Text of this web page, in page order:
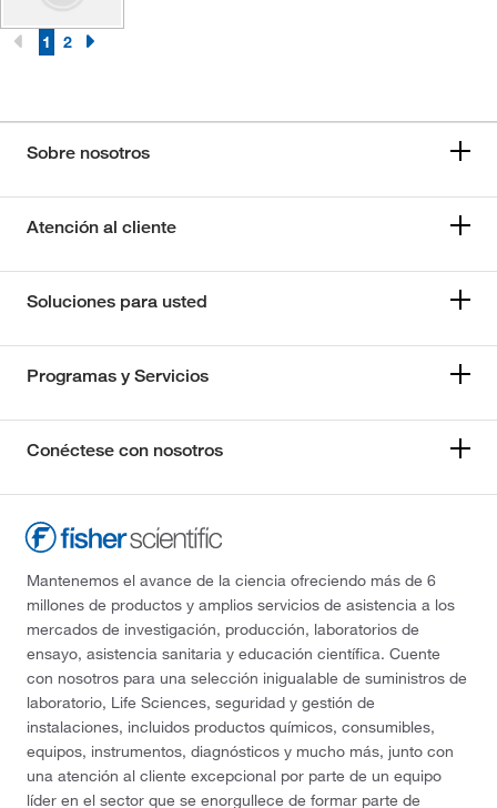
1 2
Sobre nosotros
Atención al cliente
Soluciones para usted
Programas y Servicios
Conéctese con nosotros
Mantenemos el avance de la ciencia ofreciendo más de 6
millones de productos y amplios servicios de asistencia a los
mercados de investigación, producción, laboratorios de
ensayo, asistencia sanitaria y educación científica. Cuente
con nosotros para una selección inigualable de suministros de
laboratorio, Life Sciences, seguridad y gestión de
instalaciones, incluidos productos químicos, consumibles,
equipos, instrumentos, diagnósticos y mucho más, junto con
una atención al cliente excepcional por parte de un equipo
líder en el sector que se enorgullece de formar parte de